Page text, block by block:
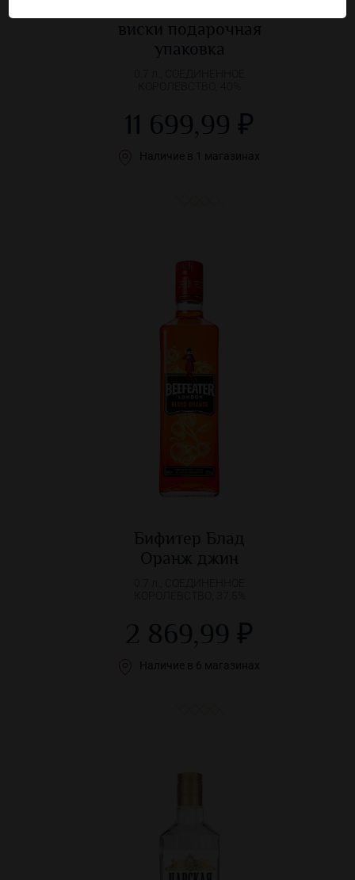
виски подарочная
упаковка
11 699,99 ₽
Наличие в 1 магазинах
Бифитер Блад
Оранж джин
2 869,99 ₽
Наличие в 6 магазинах